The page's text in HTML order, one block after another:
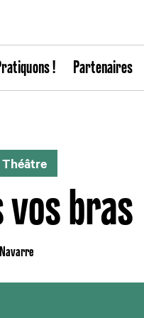
! Partenaires
Théâtre
vos bras